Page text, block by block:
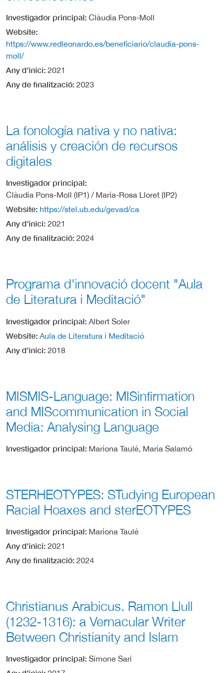
Investigador principal Clàudia Pons-Moll
Website
https://www.redleonardo.es/beneficiario/claudia-pons-
moll/
Any d'inici 2021
Any de finalització 2023
La fonología nativa y no nativa:
análisis y creación de recursos
digitales
Investigador principal
Clàudia Pons-Moll (IP1) / Maria-Rosa Lloret (IP2)
Website https://stel.ub.edu/gevad/ca
Any d'inici 2021
Any de finalització 2024
Programa d'innovació docent "Aula
de Literatura i Meditació"
Investigador principal Albert Soler
Website Aula de Literatura i Meditació
Any d'inici 2018
MISMIS-Language: MISinfirmation
and MIScommunication in Social
Media: Analysing Language
Investigador principal Mariona Taulé, Maria Salamó
STERHEOTYPES: STudying European
Racial Hoaxes and sterEOTYPES
Investigador principal Mariona Taulé
Any d'inici 2021
Any de finalització 2024
Christianus Arabicus. Ramon Llull
(1232-1316): a Vernacular Writer
Between Christianity and Islam
Investigador principal Simone Sari